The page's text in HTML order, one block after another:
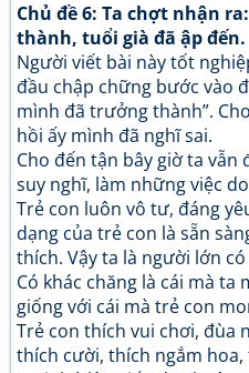
Chủ đề 6: Ta chợt nhận
thành, tuổi già đã ập đến.
Người viết bài này tốt
đầu chập chững bước vào
mình đã trưởng thành”.
hồi ấy mình đã nghĩ sai.
Cho đến tận bây giờ ta
suy nghĩ, làm những việc
Trẻ con luôn vô tư, đáng
dạng của trẻ con là sẵn
thích. Vậy ta là người lớn
Có khác chăng là cái mà
giống với cái mà trẻ con
Trẻ con thích vui chơi, đùa
thích cười, thích ngắm